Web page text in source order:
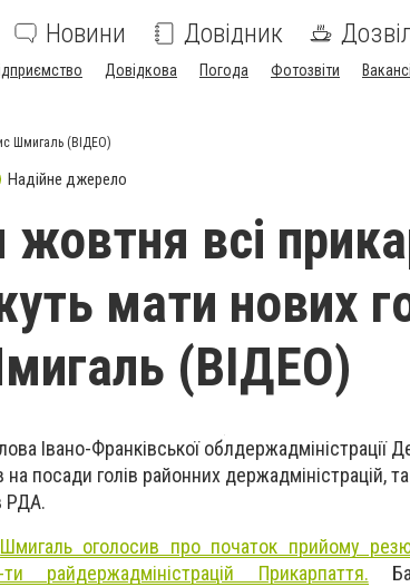
Новини Довідник
Довідкова Погода Фотозвіти
Шмигаль (ВІДЕО)
Надійне джерело
всі
мати нових
(ВІДЕО)
Івано-Франківської облдержадміністрації
на посади голів районних держадміністрацій,
РДА.
Шмигаль оголосив про початок прийому
райдержадміністрацій Прикарпаття.